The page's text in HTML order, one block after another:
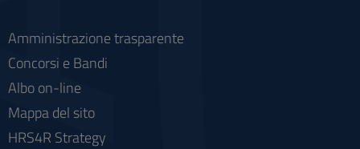
Amministrazione trasparente
Concorsi e Bandi
Albo on-line
Mappa del sito
HRS4R Strategy